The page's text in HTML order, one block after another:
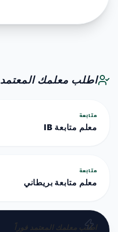
اطلب معلمك المعتمد
متابعة
معلم متابعة IB
متابعة
معلم متابعة بريطاني
اطلب معلمك المعتمد فوراً